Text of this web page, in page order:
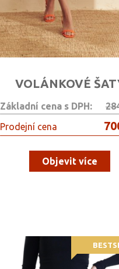
VOLÁNKOVÉ
Základní cena s DPH:
Prodejní cena
Objevit více